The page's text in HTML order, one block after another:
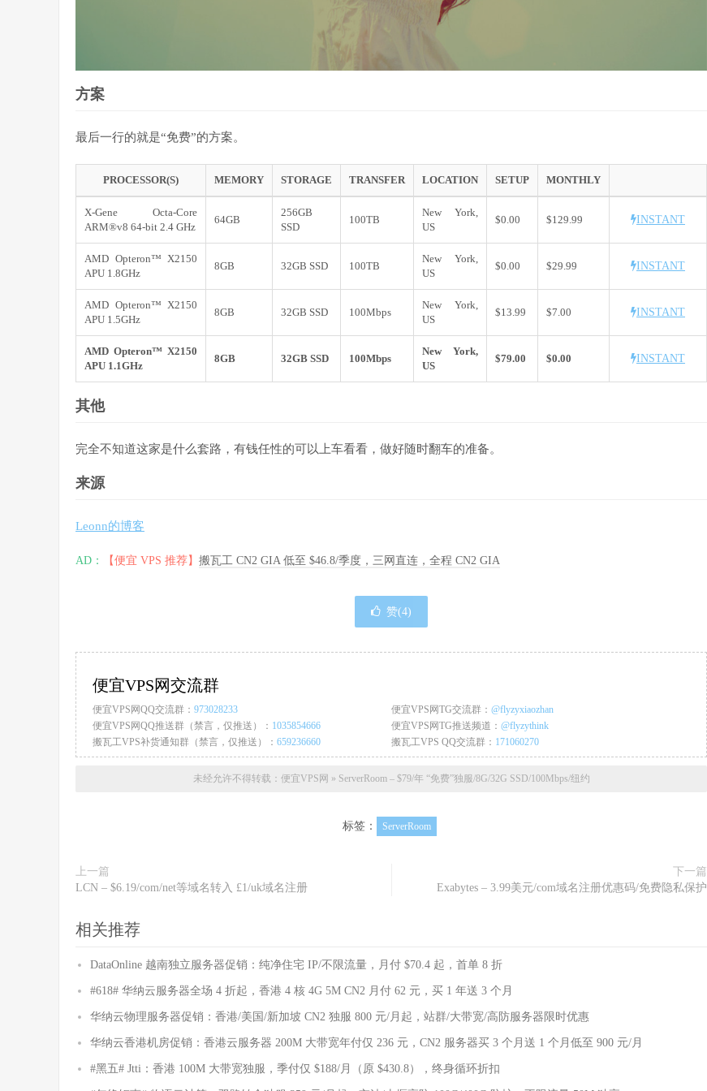
方案
最后一行的就是“免费”的方案。
PROCESSOR(S) MEMORY STORAGE TRANSFER LOCATION SETUP MONTHLY
X-Gene Octa-Core
ARM®v8 64-bit 2.4 GHz
64GB
256GB
SSD
100TB
New York,
US
$0.00 $129.99 INSTANT
AMD Opteron™ X2150
APU 1.8GHz
8GB 32GB SSD 100TB
New York,
US
$0.00 $29.99 INSTANT
AMD Opteron™ X2150
APU 1.5GHz
8GB 32GB SSD 100Mbps
New York,
US
$13.99 $7.00 INSTANT
AMD Opteron™ X2150
APU 1.1GHz
8GB 32GB SSD 100Mbps
New York,
US
$79.00 $0.00 INSTANT
其他
完全不知道这家是什么套路，有钱任性的可以上车看看，做好随时翻车的准备。
来源
Leonn的博客
AD： 【便宜 VPS 推荐】 搬瓦工 CN2 GIA 低至 $46.8/季度，三网直连，全程 CN2 GIA
赞(4)
便宜VPS网交流群
便宜VPS网QQ交流群： 973028233 便宜VPS网TG交流群： @flyzyxiaozhan
便宜VPS网QQ推送群（禁言，仅推送）： 1035854666 便宜VPS网TG推送频道： @flyzythink
搬瓦工VPS补货通知群（禁言，仅推送）： 659236660 搬瓦工VPS QQ交流群： 171060270
未经允许不得转载： 便宜VPS网 » ServerRoom – $79/年 “免费”独服/8G/32G SSD/100Mbps/纽约
标签： ServerRoom
上一篇
LCN – $6.19/com/net等域名转入 £1/uk域名注册
下一篇
Exabytes – 3.99美元/com域名注册优惠码/免费隐私保护
相关推荐
DataOnline 越南独立服务器促销：纯净住宅 IP/不限流量，月付 $70.4 起，首单 8 折
#618# 华纳云服务器全场 4 折起，香港 4 核 4G 5M CN2 月付 62 元，买 1 年送 3 个月
华纳云物理服务器促销：香港/美国/新加坡 CN2 独服 800 元/月起，站群/大带宽/高防服务器限时优惠
华纳云香港机房促销：香港云服务器 200M 大带宽年付仅 236 元，CN2 服务器买 3 个月送 1 个月低至 900 元/月
#黑五# Jtti：香港 100M 大带宽独服，季付仅 $188/月（原 $430.8），终身循环折扣